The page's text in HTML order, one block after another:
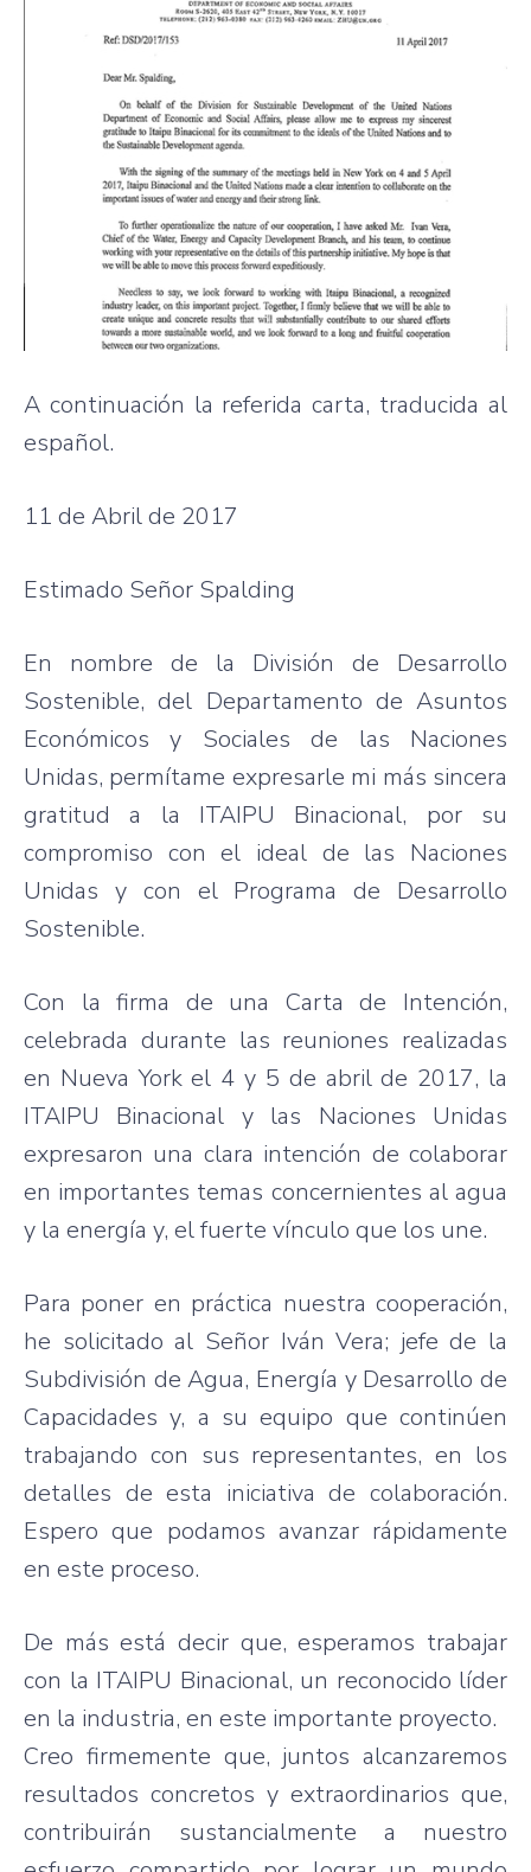
A continuación la referida carta, traducida al
español.
11 de Abril de 2017
Estimado Señor Spalding
En nombre de la División de Desarrollo
Sostenible, del Departamento de Asuntos
Económicos y Sociales de las Naciones
Unidas, permítame expresarle mi más sincera
gratitud a la ITAIPU Binacional, por su
compromiso con el ideal de las Naciones
Unidas y con el Programa de Desarrollo
Sostenible.
Con la firma de una Carta de Intención,
celebrada durante las reuniones realizadas
en Nueva York el 4 y 5 de abril de 2017, la
ITAIPU Binacional y las Naciones Unidas
expresaron una clara intención de colaborar
en importantes temas concernientes al agua
y la energía y, el fuerte vínculo que los une.
Para poner en práctica nuestra cooperación,
he solicitado al Señor Iván Vera; jefe de la
Subdivisión de Agua, Energía y Desarrollo de
Capacidades y, a su equipo que continúen
trabajando con sus representantes, en los
detalles de esta iniciativa de colaboración.
Espero que podamos avanzar rápidamente
en este proceso.
De más está decir que, esperamos trabajar
con la ITAIPU Binacional, un reconocido líder
en la industria, en este importante proyecto.
Creo firmemente que, juntos alcanzaremos
resultados concretos y extraordinarios que,
contribuirán sustancialmente a nuestro